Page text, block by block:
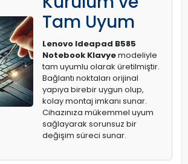
Tam Uyum
Lenovo Ideapad B585
Notebook Klavyemodeliyle
tam uyumlu olarak üretilmiştir.
Bağlantı noktaları orijinal
yapıya birebir uygun olup,
kolay montaj imkanı sunar.
Cihazınıza mükemmel uyum
sağlayarak sorunsuz bir
değişim süreci sunar.